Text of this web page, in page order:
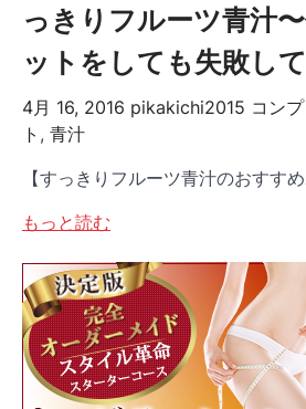
っきりフルーツ青汁
ットをしても失敗し
4月 16, 2016 pikakichi2015 コン
ト , 青汁
【すっきりフルーツ青汁のおすす
もっと読む